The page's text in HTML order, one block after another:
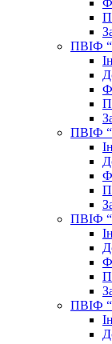
ПВІФ
ПВІФ
ПВІФ
ПВІФ